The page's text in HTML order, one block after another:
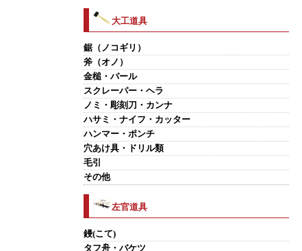
大工道具
鋸（ノコギリ）
斧（オノ）
金槌・バール
スクレーパー・ヘラ
ノミ・彫刻刀・カンナ
ハサミ・ナイフ・カッター
ハンマー・ポンチ
穴あけ具・ドリル類
毛引
その他
左官道具
鏝(こて)
タフ舟・バケツ